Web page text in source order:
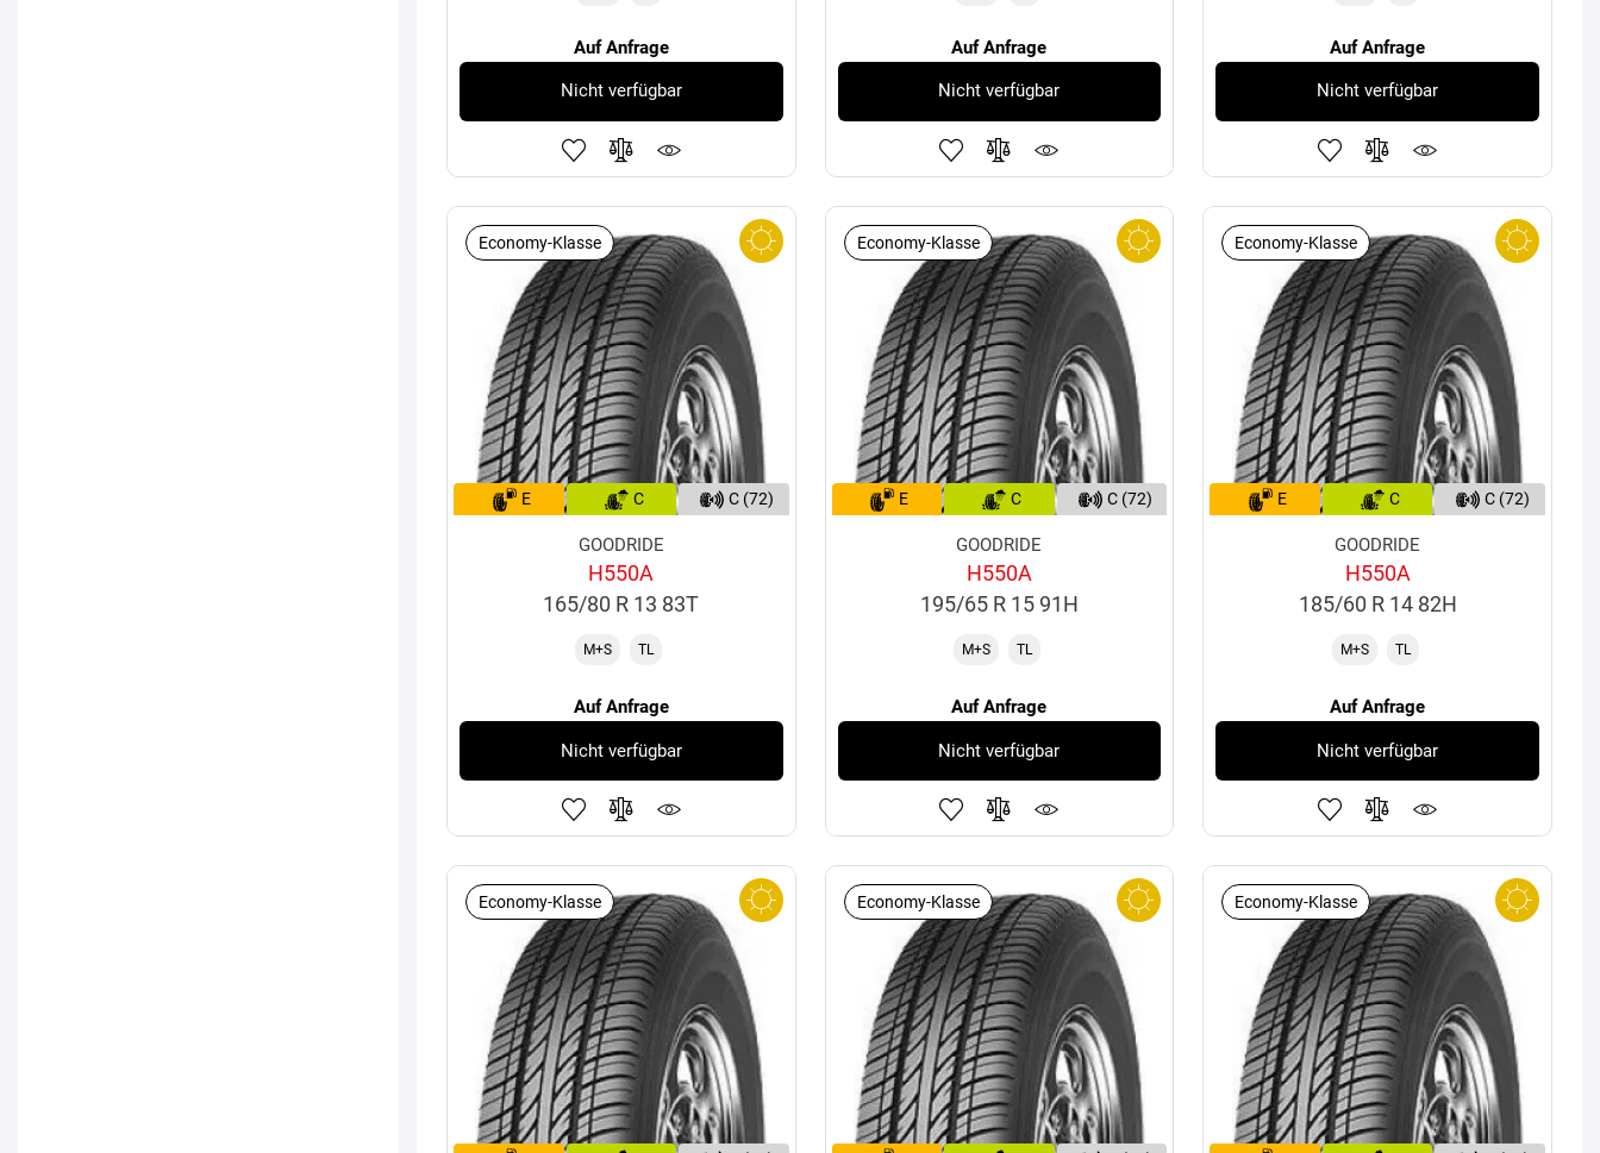
Auf Anfrage
Nicht verfügbar
Auf Anfrage
Nicht verfügbar
Auf Anfrage
Nicht verfügbar
Economy-Klasse
E C C (72)
GOODRIDE
H550A
165/80 R 13 83T
M+S TL
Auf Anfrage
Nicht verfügbar
Economy-Klasse
E C C (72)
GOODRIDE
H550A
195/65 R 15 91H
M+S TL
Auf Anfrage
Nicht verfügbar
Economy-Klasse
E C C (72)
GOODRIDE
H550A
185/60 R 14 82H
M+S TL
Auf Anfrage
Nicht verfügbar
Economy-Klasse Economy-Klasse Economy-Klasse